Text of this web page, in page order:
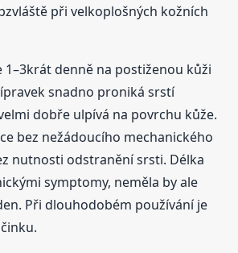
při velkoplošných kožních
1–3krát denně na postiženou kůži
snadno proniká srstí
dobře ulpívá na povrchu kůže.
bez nežádoucího mechanického
nutnosti odstranění srsti. Délka
symptomy, neměla by ale
Při dlouhodobém používání je